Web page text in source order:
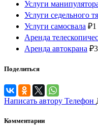
Услуги
Услуги седельного
Услуги самосвала ₽
Аренда
Аренда автокрана ₽
Поделиться
Написать автору Телефон
Комментарии